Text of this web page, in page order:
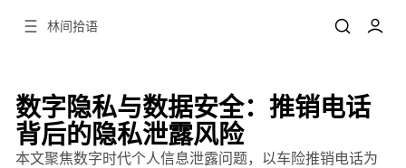
林间拾语
数字隐私与数据安全：推销电话
背后的隐私泄露风险
本文聚焦数字时代个人信息泄露问题，以车险推销电话为